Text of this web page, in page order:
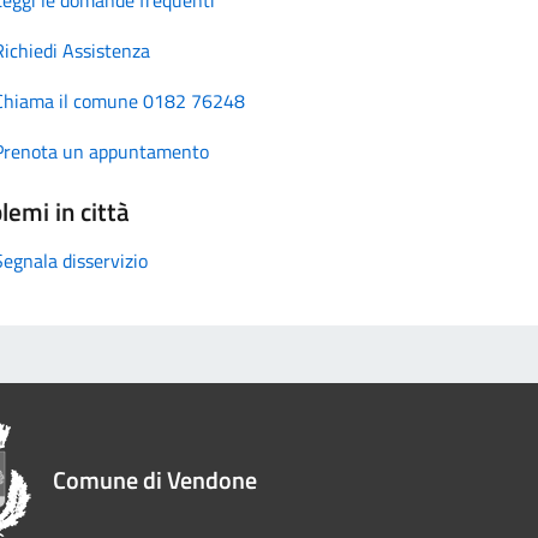
Assistenza
il comune 0182 76248
un appuntamento
in città
disservizio
Comune di Vendone